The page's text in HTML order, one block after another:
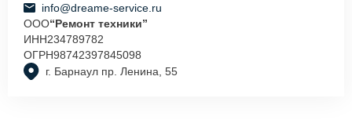
г. Барнаул пр. Ленина, 55
info@dreame-service.ru
ООО“Ремонт техники”
ИНН234789782
ОГРН98742397845098